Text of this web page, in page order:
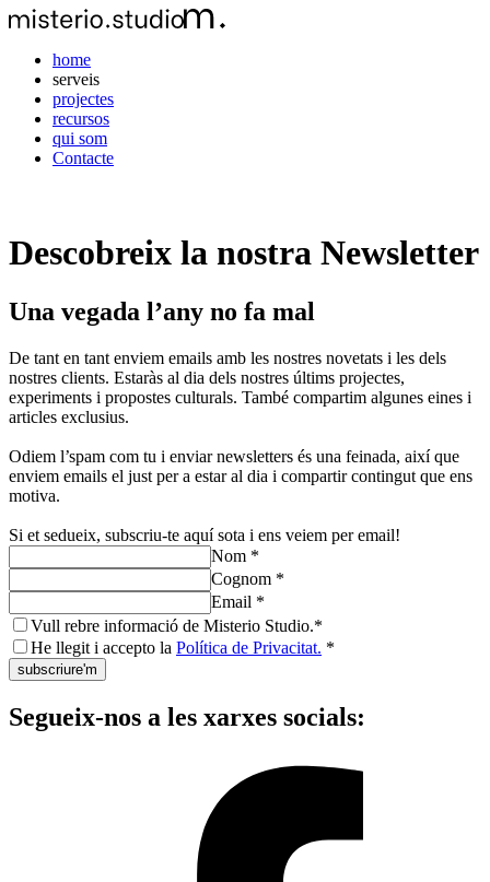
home
serveis
projectes
recursos
qui som
Contacte
Descobreix la nostra Newsletter
Una vegada l’any no fa mal
De tant en tant enviem emails amb les nostres novetats i les dels
nostres clients. Estaràs al dia dels nostres últims projectes,
experiments i propostes culturals. També compartim algunes eines i
articles exclusius.
Odiem l’spam com tu i enviar newsletters és una feinada, així que
enviem emails el just per a estar al dia i compartir contingut que ens
motiva.
Si et sedueix, subscriu-te aquí sota i ens veiem per email!
Nom *
Cognom *
Email *
Vull rebre informació de Misterio Studio.*
He llegit i accepto la Política de Privacitat. *
subscriure'm
Segueix-nos a les xarxes socials: